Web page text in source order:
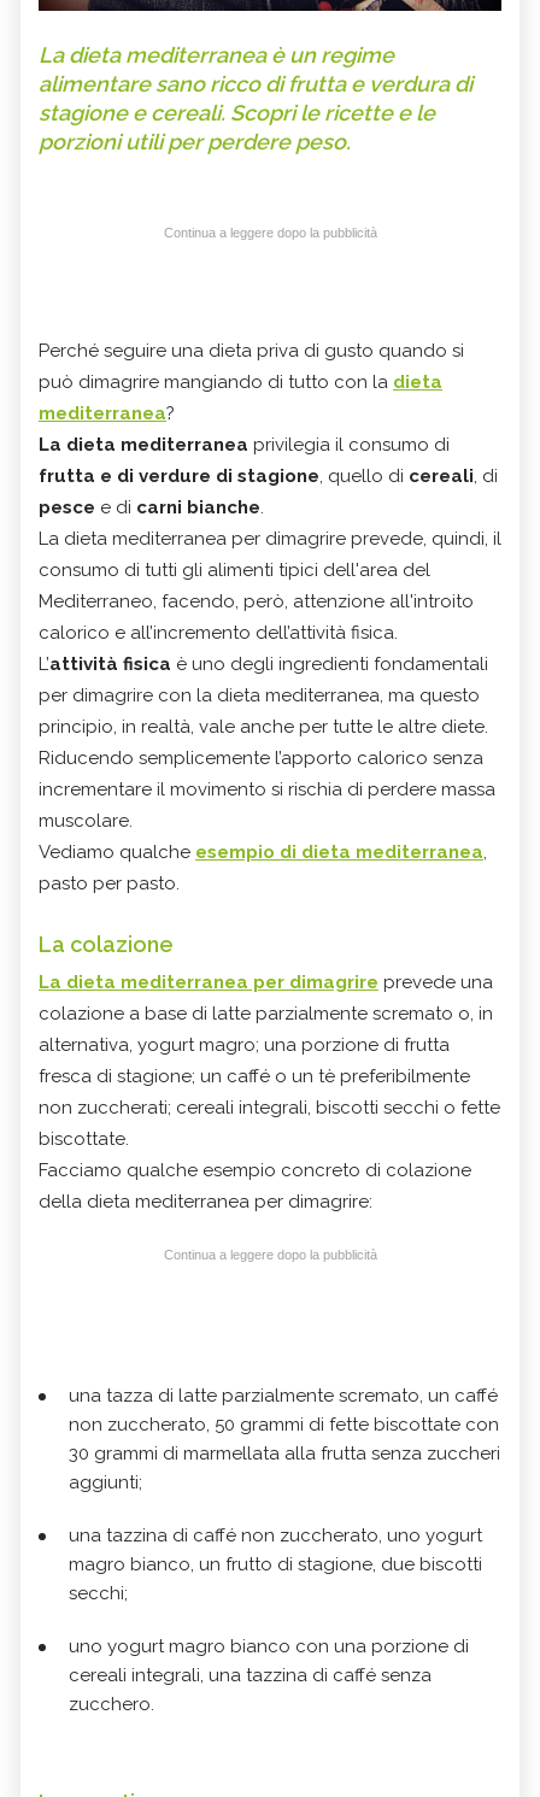
La dieta mediterranea è un regime
alimentare sano ricco di frutta e verdura di
stagione e cereali. Scopri le ricette e le
porzioni utili per perdere peso.
Continua a leggere dopo la pubblicità
Perché seguire una dieta priva di gusto quando si
può dimagrire mangiando di tutto con la dieta
mediterranea?
La dieta mediterranea privilegia il consumo di
frutta e di verdure di stagione, quello di cereali, di
pesce e di carni bianche.
La dieta mediterranea per dimagrire prevede, quindi, il
consumo di tutti gli alimenti tipici dell'area del
Mediterraneo, facendo, però, attenzione all'introito
calorico e all’incremento dell’attività fisica.
L’attività fisica è uno degli ingredienti fondamentali
per dimagrire con la dieta mediterranea, ma questo
principio, in realtà, vale anche per tutte le altre diete.
Riducendo semplicemente l’apporto calorico senza
incrementare il movimento si rischia di perdere massa
muscolare.
Vediamo qualche esempio di dieta mediterranea,
pasto per pasto.
La colazione
La dieta mediterranea per dimagrire prevede una
colazione a base di latte parzialmente scremato o, in
alternativa, yogurt magro; una porzione di frutta
fresca di stagione; un caffé o un tè preferibilmente
non zuccherati; cereali integrali, biscotti secchi o fette
biscottate.
Facciamo qualche esempio concreto di colazione
della dieta mediterranea per dimagrire:
Continua a leggere dopo la pubblicità
una tazza di latte parzialmente scremato, un caffé
non zuccherato, 50 grammi di fette biscottate con
30 grammi di marmellata alla frutta senza zuccheri
aggiunti;
una tazzina di caffé non zuccherato, uno yogurt
magro bianco, un frutto di stagione, due biscotti
secchi;
uno yogurt magro bianco con una porzione di
cereali integrali, una tazzina di caffé senza
zucchero.